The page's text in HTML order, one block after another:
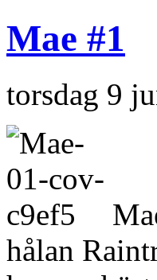
Mae #1
torsdag 9
hålan